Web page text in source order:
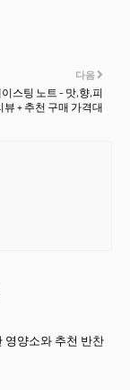
다음
스팅 노트 - 맛,향,피
뷰 + 추천 구매 가격대
영양소와 추천 반찬